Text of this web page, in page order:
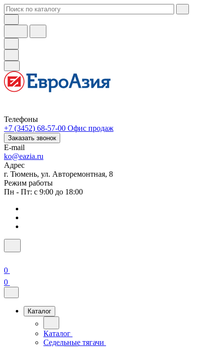
Телефоны
+7 (3452) 68-57-00 Офис продаж
Заказать звонок
E-mail
ko@eazia.ru
Адрес
г. Тюмень, ул. Авторемонтная, 8
Режим работы
Пн - Пт: с 9:00 до 18:00
0
0
Каталог
Каталог
Седельные тягачи